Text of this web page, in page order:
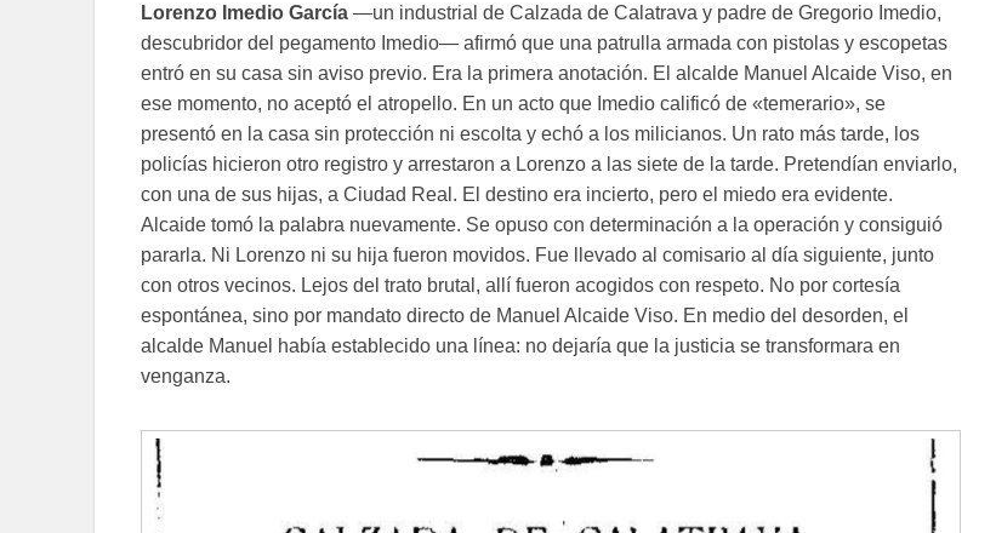
Lorenzo Imedio García —un industrial de Calzada de Calatrava y padre de Gregorio Imedio,
descubridor del pegamento Imedio— afirmó que una patrulla armada con pistolas y escopetas
entró en su casa sin aviso previo. Era la primera anotación. El alcalde Manuel Alcaide Viso, en
ese momento, no aceptó el atropello. En un acto que Imedio calificó de «temerario», se
presentó en la casa sin protección ni escolta y echó a los milicianos. Un rato más tarde, los
policías hicieron otro registro y arrestaron a Lorenzo a las siete de la tarde. Pretendían enviarlo,
con una de sus hijas, a Ciudad Real. El destino era incierto, pero el miedo era evidente.
Alcaide tomó la palabra nuevamente. Se opuso con determinación a la operación y consiguió
pararla. Ni Lorenzo ni su hija fueron movidos. Fue llevado al comisario al día siguiente, junto
con otros vecinos. Lejos del trato brutal, allí fueron acogidos con respeto. No por cortesía
espontánea, sino por mandato directo de Manuel Alcaide Viso. En medio del desorden, el
alcalde Manuel había establecido una línea: no dejaría que la justicia se transformara en
venganza.